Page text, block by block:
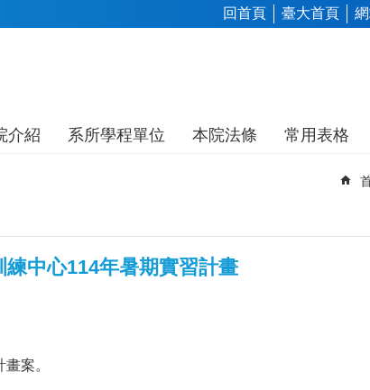
回首頁 臺大首頁
介紹 系所學程單位 本院法條 常用表格
練中心114年暑期實習計畫
案。